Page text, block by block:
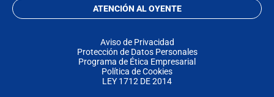
ATENCIÓN AL OYENTE
Aviso de Privacidad
Protección de Datos Personales
Programa de Ética Empresarial
Política de Cookies
LEY 1712 DE 2014